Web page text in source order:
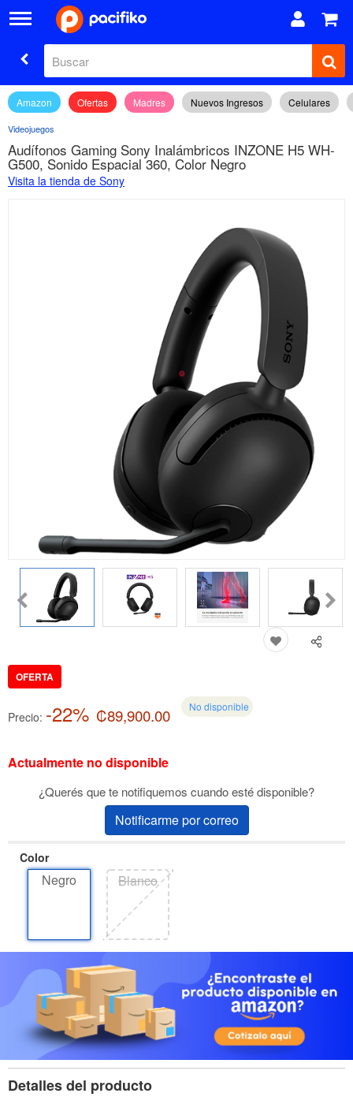
Amazon Ofertas Madres Nuevos Ingresos Celulares
Videojuegos
Audífonos Gaming Sony Inalámbricos INZONE H5 WH-
G500, Sonido Espacial 360, Color Negro
Visita la tienda de Sony
OFERTA
Precio: -22% ₡89,900.00 No disponible
Actualmente no disponible
¿Querés que te notifiquemos cuando esté disponible?
Notificarme por correo
Color
Negro Blanco
Detalles del producto